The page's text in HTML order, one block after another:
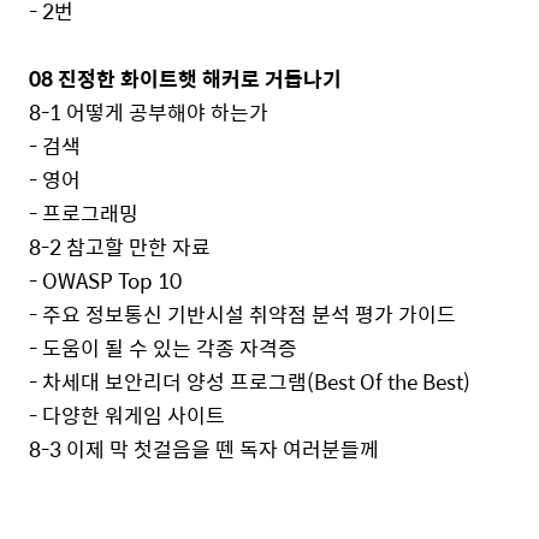
- 2번
08진정한 화이트햇 해커로 거듭나기
8-1 어떻게 공부해야 하는가
-검색
-영어
-프로그래밍
8-2참고할 만한 자료
- OWASP Top 10
-주요 정보통신 기반시설 취약점 분석 평가 가이드
-도움이 될 수 있는 각종 자격증
-차세대 보안리더 양성 프로그램(Best Of the Best)
-다양한 워게임 사이트
8-3이제 막 첫걸음을 뗀 독자 여러분들께